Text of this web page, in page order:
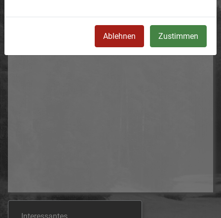
Interessantes
gesamten Vogtland nicht.
www.burgeninventar.de Quelle: Geupel
Ablehnen Zustimmen